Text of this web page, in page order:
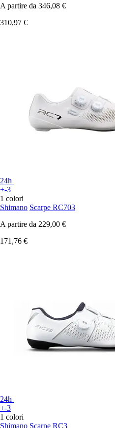
A partire da 346,08 €
310,97 €
24h
+-3
1 colori
Shimano Scarpe RC703
A partire da 229,00 €
171,76 €
24h
+-3
1 colori
Shimano Scarpe RC3